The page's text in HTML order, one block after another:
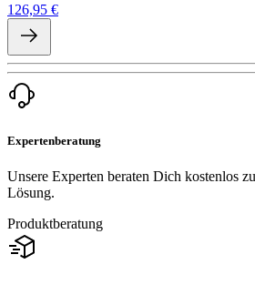
126,95 €
Expertenberatung
Unsere Experten beraten Dich kostenlos
Lösung.
Produktberatung